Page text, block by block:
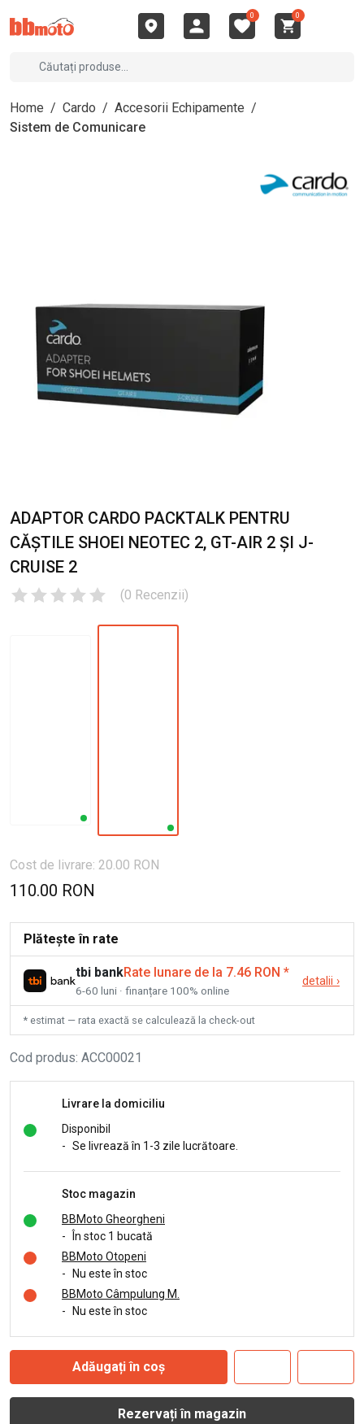
0 0
Home / Cardo / Accesorii Echipamente /
Sistem de Comunicare
ADAPTOR CARDO PACKTALK PENTRU
CĂȘTILE SHOEI NEOTEC 2, GT-AIR 2 ȘI J-
CRUISE 2
(0 Recenzii)
Cost de livrare: 20.00 RON
110.00 RON
Plătește în rate
tbi bankRate lunare de la 7.46 RON *
6-60 luni · finanțare 100% online
detalii ›
* estimat — rata exactă se calculează la check-out
Cod produs: ACC00021
Livrare la domiciliu
Disponibil
- Se livrează în 1-3 zile lucrătoare.
Stoc magazin
BBMoto Gheorgheni
-
În stoc 1 bucată
BBMoto Otopeni
- Nu este în stoc
BBMoto Câmpulung M.
- Nu este în stoc
Adăugați în coș
Rezervați în magazin